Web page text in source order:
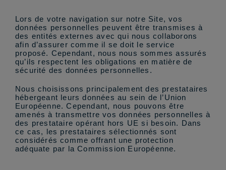
Lors de votre navigation sur notre Site, vos
données personnelles peuvent être transmises à
des entités externes avec qui nous collaborons
afin d’assurer comme il se doit le service
proposé. Cependant, nous nous sommes assurés
qu’ils respectent les obligations en matière de
sécurité des données personnelles.
Nous choisissons principalement des prestataires
hébergeant leurs données au sein de l’Union
Européenne. Cependant, nous pouvons être
amenés à transmettre vos données personnelles à
des prestataire opérant hors UE si besoin. Dans
ce cas, les prestataires sélectionnés sont
considérés comme offrant une protection
adéquate par la Commission Européenne.